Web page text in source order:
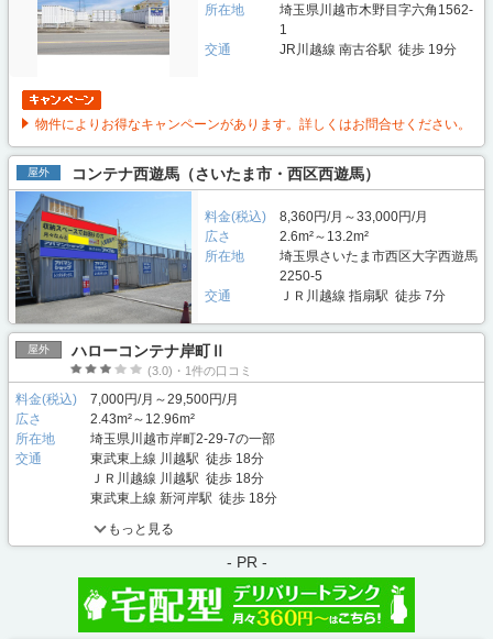
所在地
埼玉県川越市木野目字六角1562-
1
交通
JR川越線 南古谷駅 徒歩 19分
物件によりお得なキャンペーンがあります。詳しくはお問合せください。
屋外 コンテナ西遊馬（さいたま市・西区西遊馬）
料金(税込)
8,360円/月～33,000円/月
広さ
2.6m²～13.2m²
所在地
埼玉県さいたま市西区大字西遊馬
2250-5
交通
ＪＲ川越線 指扇駅 徒歩 7分
屋外 ハローコンテナ岸町Ⅱ
(3.0)・1件の口コミ
料金(税込)
7,000円/月～29,500円/月
広さ
2.43m²～12.96m²
所在地
埼玉県川越市岸町2-29-7の一部
交通
東武東上線 川越駅 徒歩 18分
ＪＲ川越線 川越駅 徒歩 18分
東武東上線 新河岸駅 徒歩 18分
もっと見る
- PR -